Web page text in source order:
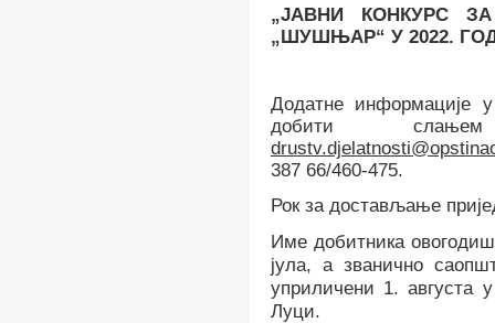
„ЈАВНИ КОНКУРС
„ШУШЊАР“ У 2022.
Додатне информације
добити
387 66/460-475.
Рок за достављање
Име добитника
јула, а званично
уприличени 1. августа
Луци.